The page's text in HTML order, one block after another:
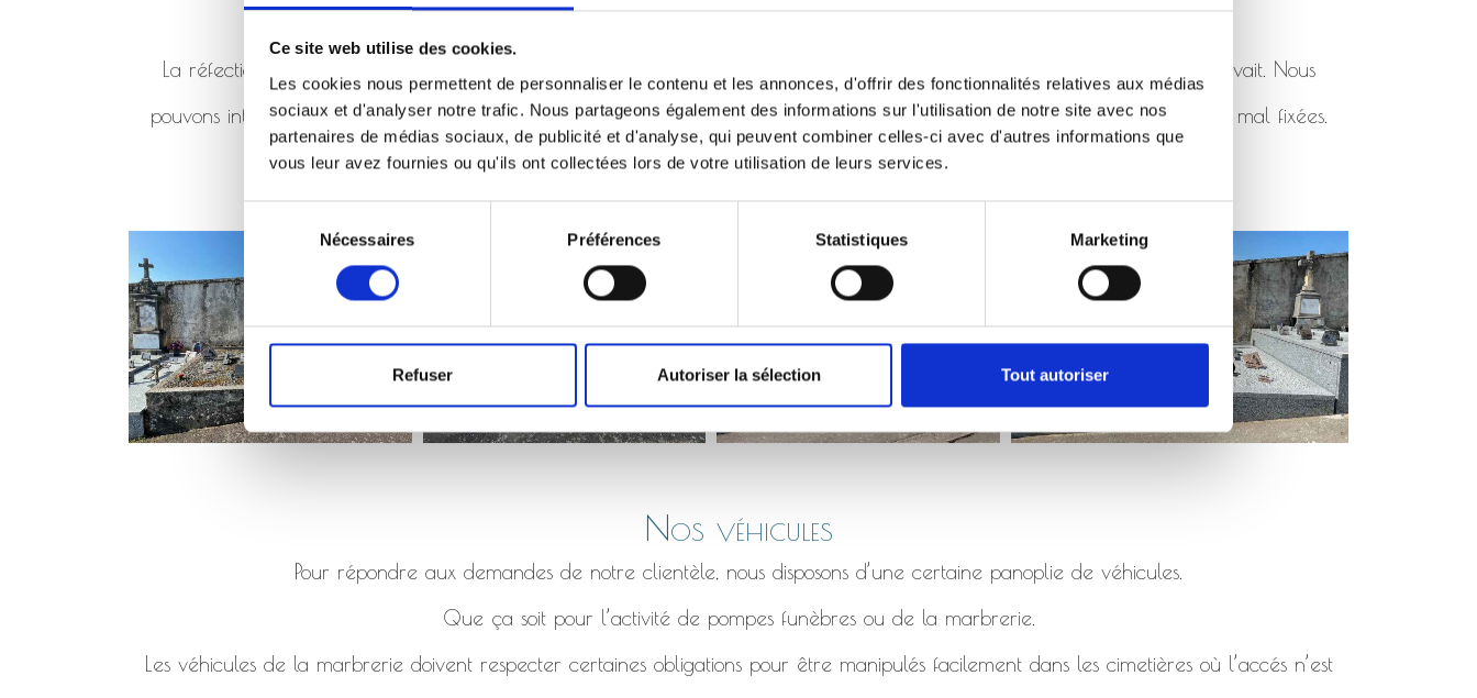
Ce site web utilise des cookies.
Les cookies nous permettent de personnaliser le contenu et les annonces, d'offrir des fonctionnalités relatives aux médias
sociaux et d'analyser notre trafic. Nous partageons également des informations sur l'utilisation de notre site avec nos
partenaires de médias sociaux, de publicité et d'analyse, qui peuvent combiner celles-ci avec d'autres informations que
vous leur avez fournies ou qu'ils ont collectées lors de votre utilisation de leurs services.
consentement
Nécessaires Préférences Statistiques Marketing
Refuser Autoriser la sélection Tout autoriser
Réfection de monuments
La réfection de monument consiste à remettre au goût du jour un monument qui parfois n’a pas été posé comme il se devait. Nous
pouvons intervenir en réfection de monument pour un très grand nombre de demandes. Plaques de rhabillages cassées ou mal fixées.
Monument qui s’affaisse, bordure en béton fissuré etc.
Nos véhicules
Pour répondre aux demandes de notre clientèle, nous disposons d’une certaine panoplie de véhicules.
Que ça soit pour l’activité de pompes funèbres ou de la marbrerie.
Les véhicules de la marbrerie doivent respecter certaines obligations pour être manipulés facilement dans les cimetières où l’accés n’est